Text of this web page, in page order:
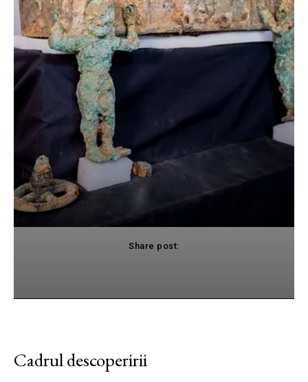
Share post:
Cadrul descoperirii